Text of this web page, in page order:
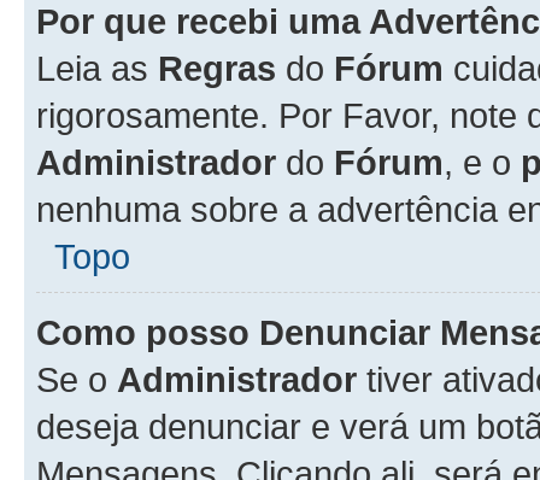
Por que recebi uma
Leia as Regras do Fórum
rigorosamente. Por Favor, note
Administrador do Fórum, e o
nenhuma sobre a advertência
Topo
Como posso Denunciar
Se o Administrador tiver
deseja denunciar e verá um